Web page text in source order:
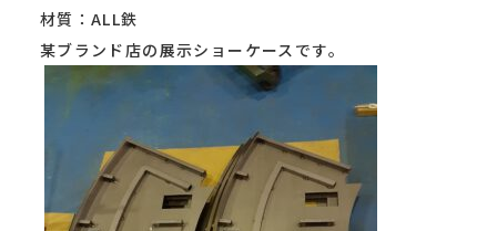
材質：ALL鉄
某ブランド店の展示ショーケースです。